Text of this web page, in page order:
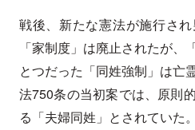
戦後、新たな憲法が施行され
「家制度」は廃止されたが
とつだった「同姓強制」は亡
法750条の当初案では、原則
る「夫婦同姓」とされていた。